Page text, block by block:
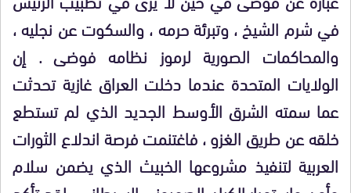
في شرم الشيخ ، وتبرئة حرمه ، والسكوت عن نجليه ،
والمحاكمات الصورية لرموز نظامه فوضى . إن
الولايات المتحدة عندما دخلت العراق غازية تحدثت
عما سمته الشرق الأوسط الجديد الذي لم تستطع
خلقهعن طريق الغزو ، فاغتنمت فرصة اندلاع الثورات
العربية لتنفيذ مشروعها الخبيث الذي يضمن سلام